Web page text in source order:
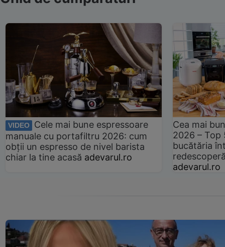
VIDEO
Cele mai bune espressoare
manuale cu portafiltru 2026: cum
obții un espresso de nivel barista
chiar la tine acasă adevarul.ro
Cea mai
2026 –
bucătăria
adevarul.ro